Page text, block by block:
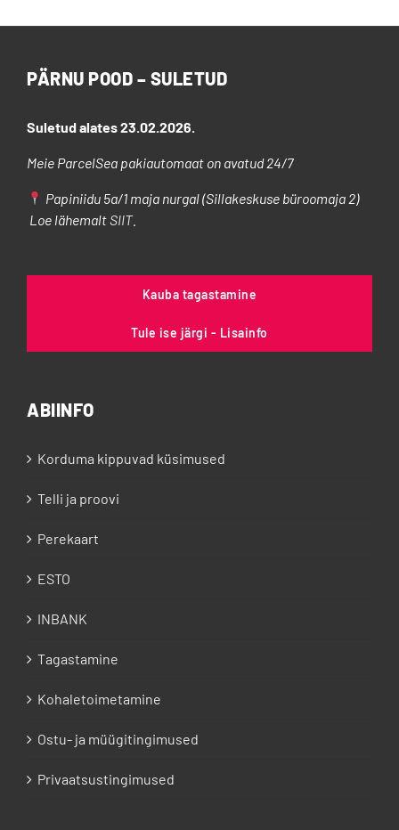
teha
PÄRNU POOD – SULETUD
Suletud alates 23.02.2026.
Meie ParcelSea pakiautomaat on avatud 24/7
Papiniidu 5a/1 maja nurgal (Sillakeskuse büroomaja 2)
Loe lähemaltSIIT.
Kauba tagastamine
Tule ise järgi - Lisainfo
ABIINFO
Korduma kippuvad küsimused
Telli ja proovi
Perekaart
ESTO
INBANK
Tagastamine
Kohaletoimetamine
Ostu- ja müügitingimused
Privaatsustingimused